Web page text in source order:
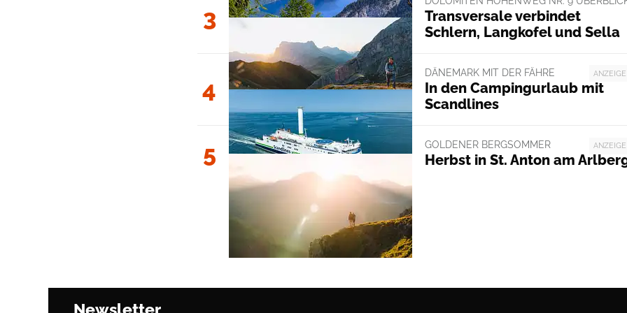
3
Transversale verbindet
Schlern, Langkofel und Sella
4
ANZEIGE
DÄNEMARK MIT DER FÄHRE
In den Campingurlaub mit
Scandlines
5 ANZEIGE
GOLDENER BERGSOMMER
Herbst in St. Anton am